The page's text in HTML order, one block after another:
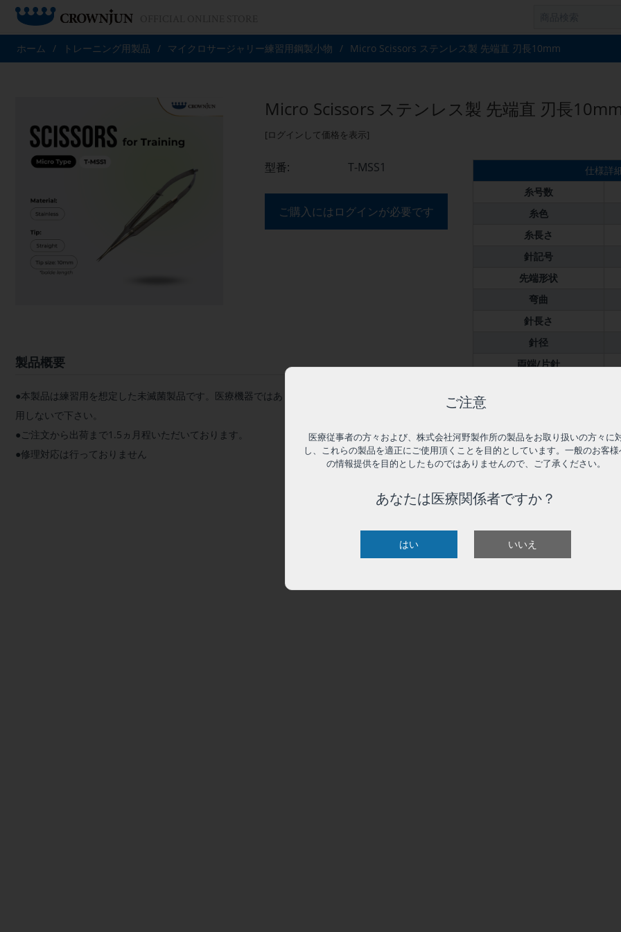
ホーム / トレーニング用製品 / マイクロサージャリー練習用鋼製小物 / Micro Scissors ステンレス製 先端直 刃長10mm
Micro Scissors ステンレス製 先端直 刃長10mm
[ログインして価格を表示]
型番: T-MSS1
ご購入にはログインが必要です
製品概要
●本製品は練習用を想定した未滅菌製品です。医療機器ではありません。医療行為には絶対に使
用しないで下さい。
●ご注文から出荷まで1.5ヵ月程いただいております。
●修理対応は行っておりません
仕様詳
糸号数
糸色
糸長さ
針記号
先端形状
弯曲
針長さ
針径
両端/片針
ご注意
医療従事者の方々および、株式会社河野製作所の製品をお取り扱いの方々に
し、これらの製品を適正にご使用頂くことを目的としています。一般のお客様
の情報提供を目的としたものではありませんので、ご了承ください。
あなたは医療関係者ですか？
はい いいえ